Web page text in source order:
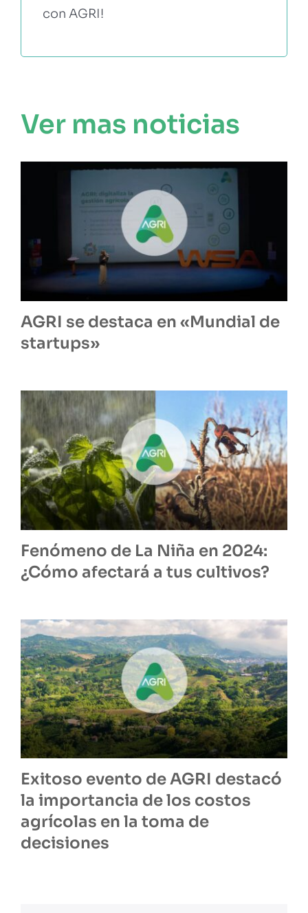
con AGRI!
Ver mas noticias
AGRI se destaca en «Mundial de
startups»
Fenómeno de La Niña en 2024:
¿Cómo afectará a tus cultivos?
Exitoso evento de AGRI destacó
la importancia de los costos
agrícolas en la toma de
decisiones